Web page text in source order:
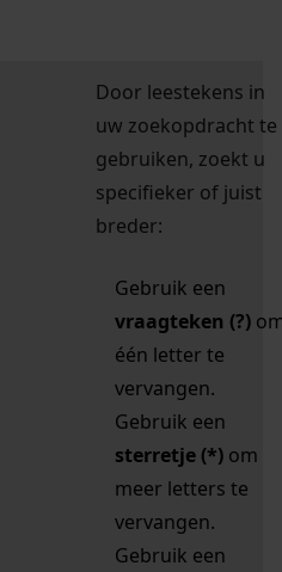
Door leestekens in
uw zoekopdracht te
gebruiken, zoekt u
specifieker of juist
breder:
Gebruik een
vraagteken (?)
één letter te
vervangen.
Gebruik een
sterretje (*) om
meer letters te
vervangen.
Gebruik een